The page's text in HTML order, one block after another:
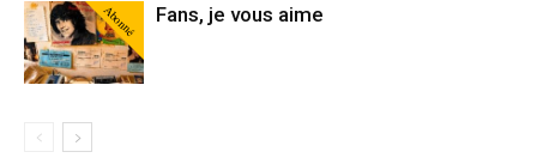
Abonné Fans, je vous aime